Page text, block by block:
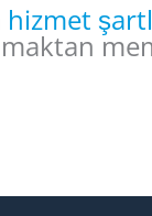
hizmet